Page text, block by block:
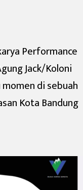
Performance
Jack/Koloni
di sebuah
Kota Bandung